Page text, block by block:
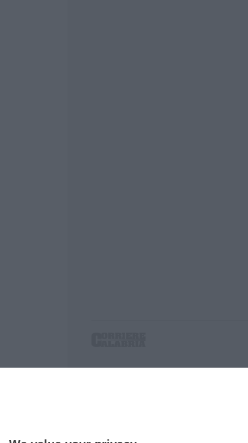
P.IVA. 03199620794, Via del mare 6/G,
Iscrizione tribunale di Lamezia Terme 5/